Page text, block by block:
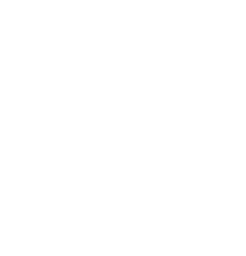
Service
erreichbar unter:
0